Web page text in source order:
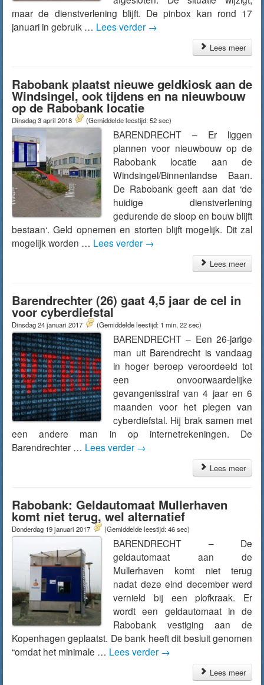
maar de dienstverlening blijft. De pinbox kan rond 17
januari in gebruik … Lees verder →
Lees meer
Rabobank plaatst nieuwe geldkiosk aan de
Windsingel, ook tijdens en na nieuwbouw
op de Rabobank locatie
Dinsdag 3 april 2018 (Gemiddelde leestijd: 52 sec)
BARENDRECHT – Er liggen
plannen voor nieuwbouw op de
Rabobank locatie aan de
Windsingel/Binnenlandse Baan.
De Rabobank geeft aan dat ‘de
huidige dienstverlening
gedurende de sloop en bouw blijft
bestaan‘. Geld opnemen en storten blijft mogelijk. Dit zal
mogelijk worden … Lees verder →
Lees meer
Barendrechter (26) gaat 4,5 jaar de cel in
voor cyberdiefstal
Dinsdag 24 januari 2017 (Gemiddelde leestijd: 1 min, 22 sec)
BARENDRECHT – Een 26-jarige
man uit Barendrecht is vandaag
in hoger beroep veroordeeld tot
een onvoorwaardelijke
gevangenisstraf van 4 jaar en 6
maanden voor het plegen van
cyberdiefstal. Hij brak samen met
een andere man in op internetrekeningen. De
Barendrechter … Lees verder →
Lees meer
Rabobank: Geldautomaat Mullerhaven
komt niet terug, wel alternatief
Donderdag 19 januari 2017 (Gemiddelde leestijd: 46 sec)
BARENDRECHT – De
geldautomaat aan de
Mullerhaven komt niet terug
nadat deze eind december werd
vernield bij een plofkraak. Er
wordt een geldautomaat in de
Rabobank vestiging aan de
Kopenhagen geplaatst. De bank heeft dit besluit genomen
“omdat het minimale … Lees verder →
Lees meer